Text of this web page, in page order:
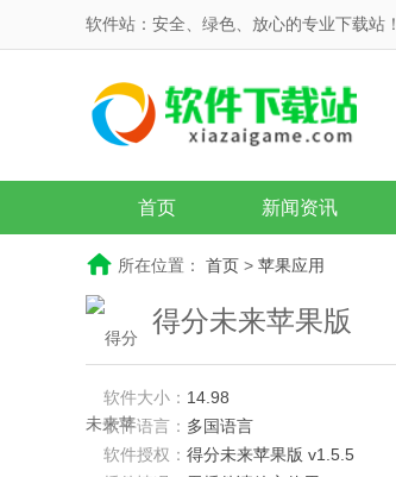
软件站：安全、绿色、放心的专业下载站！
首页 新闻资讯
所在位置： 首页 > 苹果应用
得分未来苹果版
软件大小： 14.98
软件语言： 多国语言
软件授权： 得分未来苹果版 v1.5.5